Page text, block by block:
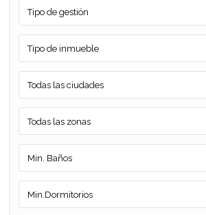
Tipo de gestión
Tipo de inmueble
Todas las ciudades
Todas las zonas
Min. Baños
Min.Dormitorios